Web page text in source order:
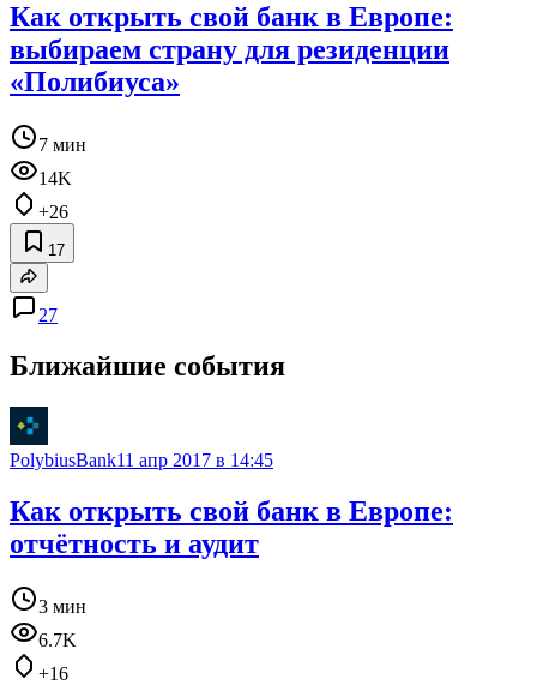
Как открыть свой банк в Европе:
выбираем страну для резиденции
«Полибиуса»
7 мин
14K
+26
17
27
Ближайшие события
PolybiusBank11 апр 2017 в 14:45
Как открыть свой банк в Европе:
отчётность и аудит
3 мин
6.7K
+16